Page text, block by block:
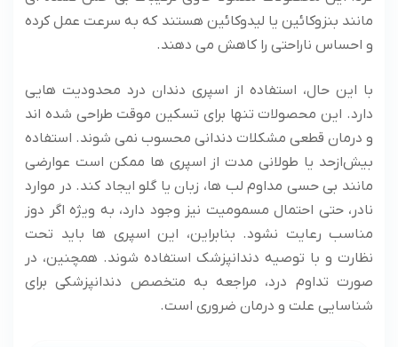
مانند بنزوکائین یا لیدوکائین هستند که به ‌سرعت عمل کرده
و احساس ناراحتی را کاهش می‌ دهند.
با این حال، استفاده از اسپری دندان درد محدودیت‌ هایی
دارد. این محصولات تنها برای تسکین موقت طراحی شده ‌اند
و درمان قطعی مشکلات دندانی محسوب نمی ‌شوند. استفاده
بیش‌ازحد یا طولانی‌ مدت از اسپری‌ ها ممکن است عوارضی
مانند بی ‌حسی مداوم لب‌ ها، زبان یا گلو ایجاد کند. در موارد
نادر، حتی احتمال مسمومیت نیز وجود دارد، به‌ ویژه اگر دوز
مناسب رعایت نشود. بنابراین، این اسپری‌ ها باید تحت
نظارت و با توصیه دندانپزشک استفاده شوند. همچنین، در
صورت تداوم درد، مراجعه به متخصص دندانپزشکی برای
شناسایی علت و درمان ضروری است.